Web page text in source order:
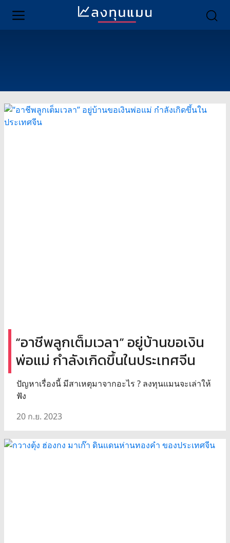
“อาชีพลูกเต็มเวลา” อยู่บ้านขอเงิน
พ่อแม่ กำลังเกิดขึ้นในประเทศจีน
ปัญหาเรื่องนี้ มีสาเหตุมาจากอะไร ? ลงทุนแมนจะเล่าให้
ฟัง
20 ก.ย. 2023